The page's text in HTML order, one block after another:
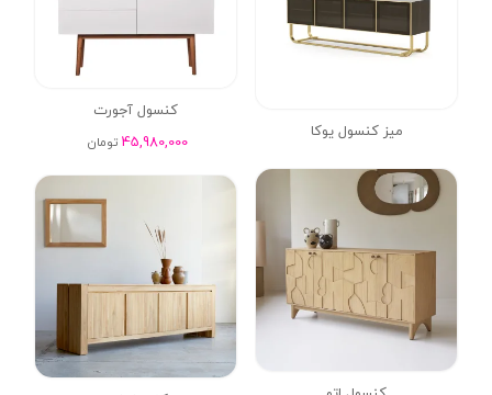
میز کنسول یوکا
کنسول آجورت
45,980,000 تومان